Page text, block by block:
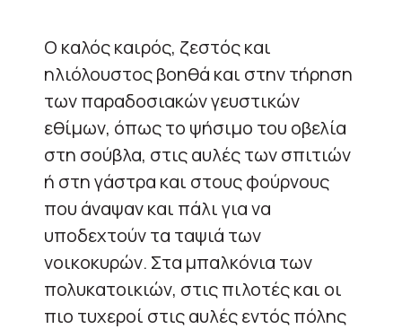
Ο καλός καιρός, ζεστός και
ηλιόλουστος βοηθά και στην τήρηση
των παραδοσιακών γευστικών
εθίμων, όπως το ψήσιμο του οβελία
στη σούβλα, στις αυλές των σπιτιών
ή στη γάστρα και στους φούρνους
που άναψαν και πάλι για να
υποδεχτούν τα ταψιά των
νοικοκυρών. Στα μπαλκόνια των
πολυκατοικιών, στις πιλοτές και οι
πιο τυχεροί στις αυλές εντός πόλης